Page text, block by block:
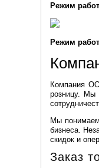
Режим
Режим
Компания
розницу. Мы
Мы понимаем
бизнеса.
скидок и
Заказ